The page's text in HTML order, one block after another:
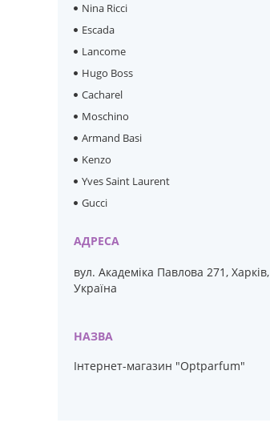
Nina Ricci
Escada
Lancome
Hugo Boss
Cacharel
Moschino
Armand Basi
Kenzo
Yves Saint Laurent
Gucci
вул. Академіка Павлова 271, Харків,
Україна
Інтернет-магазин "Optparfum"